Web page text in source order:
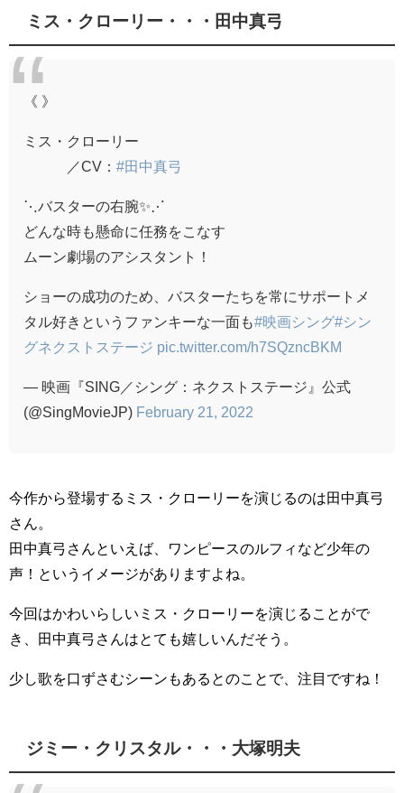
ミス・クローリー・・・田中真弓
《 》
ミス・クローリー
／CV： #田中真弓
⋱バスターの右腕✨⋰
どんな時も懸命に任務をこなす
ムーン劇場のアシスタント！
ショーの成功のため、バスターたちを常にサポートメ
タル好きというファンキーな一面も#映画シング#シン
グネクストステージ pic.twitter.com/h7SQzncBKM
— 映画『SING／シング：ネクストステージ』公式
(@SingMovieJP) February 21, 2022
今作から登場するミス・クローリーを演じるのは田中真弓
さん。
田中真弓さんといえば、ワンピースのルフィなど少年の
声！というイメージがありますよね。
今回はかわいらしいミス・クローリーを演じることがで
き、田中真弓さんはとても嬉しいんだそう。
少し歌を口ずさむシーンもあるとのことで、注目ですね！
ジミー・クリスタル・・・大塚明夫